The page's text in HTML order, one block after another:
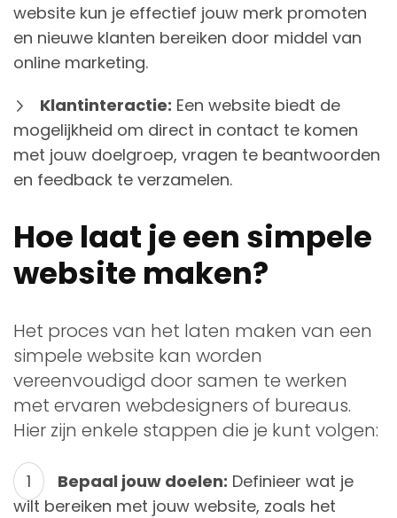
website kun je effectief jouw merk promoten
en nieuwe klanten bereiken door middel van
online marketing.
Klantinteractie: Een website biedt de
mogelijkheid om direct in contact te komen
met jouw doelgroep, vragen te beantwoorden
en feedback te verzamelen.
Hoe laat je een simpele
website maken?
Het proces van het laten maken van een
simpele website kan worden
vereenvoudigd door samen te werken
met ervaren webdesigners of bureaus.
Hier zijn enkele stappen die je kunt volgen:
Bepaal jouw doelen: Definieer wat je
wilt bereiken met jouw website, zoals het